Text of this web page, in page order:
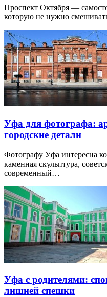
Проспект Октября —
которую не нужно
Уфа для фотографа:
городские детали
Фотографу Уфа интересна
каменная скульптура,
современный…
Уфа с родителями:
лишней спешки